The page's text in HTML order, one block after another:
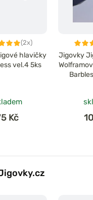
(2x)
hlavičky
vel.4 5ks
Kč
Jigovky